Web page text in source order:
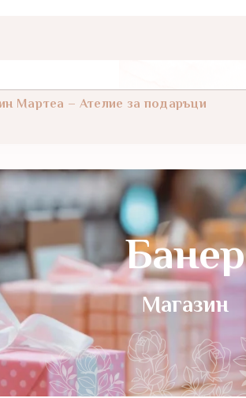
Мартеа – Ателие за подаръци
Банер
Магазин